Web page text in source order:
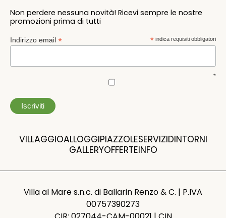
Non perdere nessuna novità! Ricevi sempre le nostre
promozioni prima di tutti
* indica requisiti obbligatori
Indirizzo email *
*
VILLAGGIOALLOGGIPIAZZOLESERVIZIDINTORNI
GALLERYOFFERTEINFO
Villa al Mare s.n.c. di Ballarin Renzo & C. | P.IVA
00757390273